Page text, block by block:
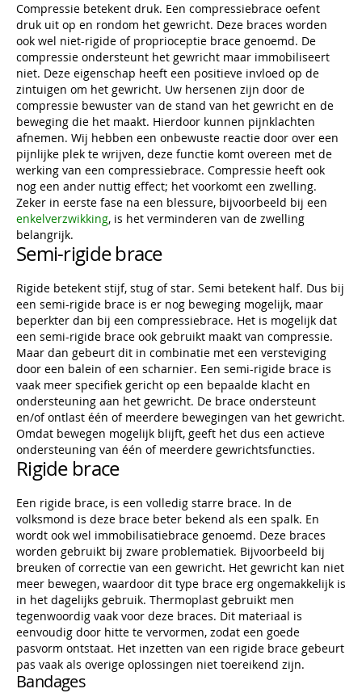
Compressie betekent druk. Een compressiebrace oefent
druk uit op en rondom het gewricht. Deze braces worden
ook wel niet-rigide of proprioceptie brace genoemd. De
compressie ondersteunt het gewricht maar immobiliseert
niet. Deze eigenschap heeft een positieve invloed op de
zintuigen om het gewricht. Uw hersenen zijn door de
compressie bewuster van de stand van het gewricht en de
beweging die het maakt. Hierdoor kunnen pijnklachten
afnemen. Wij hebben een onbewuste reactie door over een
pijnlijke plek te wrijven, deze functie komt overeen met de
werking van een compressiebrace. Compressie heeft ook
nog een ander nuttig effect; het voorkomt een zwelling.
Zeker in eerste fase na een blessure, bijvoorbeeld bij een
enkelverzwikking, is het verminderen van de zwelling
belangrijk.
Semi-rigide brace
Rigide betekent stijf, stug of star. Semi betekent half. Dus bij
een semi-rigide brace is er nog beweging mogelijk, maar
beperkter dan bij een compressiebrace. Het is mogelijk dat
een semi-rigide brace ook gebruikt maakt van compressie.
Maar dan gebeurt dit in combinatie met een versteviging
door een balein of een scharnier. Een semi-rigide brace is
vaak meer specifiek gericht op een bepaalde klacht en
ondersteuning aan het gewricht. De brace ondersteunt
en/of ontlast één of meerdere bewegingen van het gewricht.
Omdat bewegen mogelijk blijft, geeft het dus een actieve
ondersteuning van één of meerdere gewrichtsfuncties.
Rigide brace
Een rigide brace, is een volledig starre brace. In de
volksmond is deze brace beter bekend als een spalk. En
wordt ook wel immobilisatiebrace genoemd. Deze braces
worden gebruikt bij zware problematiek. Bijvoorbeeld bij
breuken of correctie van een gewricht. Het gewricht kan niet
meer bewegen, waardoor dit type brace erg ongemakkelijk is
in het dagelijks gebruik. Thermoplast gebruikt men
tegenwoordig vaak voor deze braces. Dit materiaal is
eenvoudig door hitte te vervormen, zodat een goede
pasvorm ontstaat. Het inzetten van een rigide brace gebeurt
pas vaak als overige oplossingen niet toereikend zijn.
Bandages